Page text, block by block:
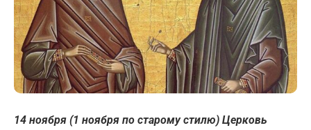
14 ноября (1 ноября по старому стилю) Церковь